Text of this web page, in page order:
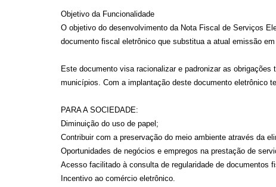
Objetivo da Funcionalidade
O objetivo do desenvolvimento da Nota Fiscal de Serviços
documento fiscal eletrônico que substitua a atual emissão em
Este documento visa racionalizar e padronizar as
municípios. Com a implantação deste documento eletrônico
PARA A SOCIEDADE:
Diminuição do uso de papel;
Contribuir com a preservação do meio ambiente através da
Oportunidades de negócios e empregos na prestação de
Acesso facilitado à consulta de regularidade de documentos
Incentivo ao comércio eletrônico.